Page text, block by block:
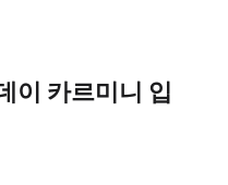
이 카르미니 입